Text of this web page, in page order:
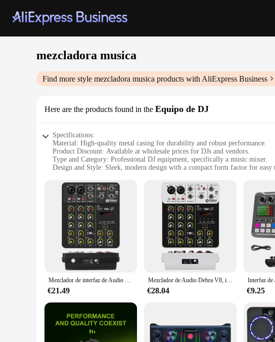
mezcladora musica
Find more style mezcladora musica products with AliExpress Business
Here are the products found in the Equipo de DJ
Specifications:
Material: High-quality metal casing for durability and robust performance.
Product Discount: Available at wholesale prices for DJs and vendors.
Type and Category: Professional DJ equipment, specifically a music mixer.
Design and Style: Sleek, modern design with a compact form factor for easy
Typical Adaptive Scenario: Versatile for various settings, from small clubs to
Shape or Size or Weight or Quantity: Lightweight and portable, with
Features:
|Wholesale|Vendors|
**Unmatched Performance and Reliability**
The mezcladora musica is a professional-grade piece of equipment
sleek design offers a modern aesthetic that complements any setup.
friendly interface make it accessible for both beginners and seasoned
**Versatile and User-Friendly**
The mezcladora musica is not just a piece of equipment; it's a tool that
scale concerts. The compact size and lightweight design make it a breeze
**Designed for the Professional**
This mixer is more than just a piece of equipment; it's a statement of
your equipment remains reliable and consistent, even under the most
essential addition to any DJ's toolkit. Whether you're a seasoned
Mezclador de interfaz de Audio V4 con Bluetooth, Ordenador de grabación USB, 48V, Phantom Power Delay, efectos de repetición, mezclador de Audio de 4 canales
€21.49
Mezclador de Audio Debra V8, interfaz de Audio, consola mezcladora, Bluetooth, grabación, PC, 48V, retardo de energía fantasma, efecto repetido
€28.04 €9.25